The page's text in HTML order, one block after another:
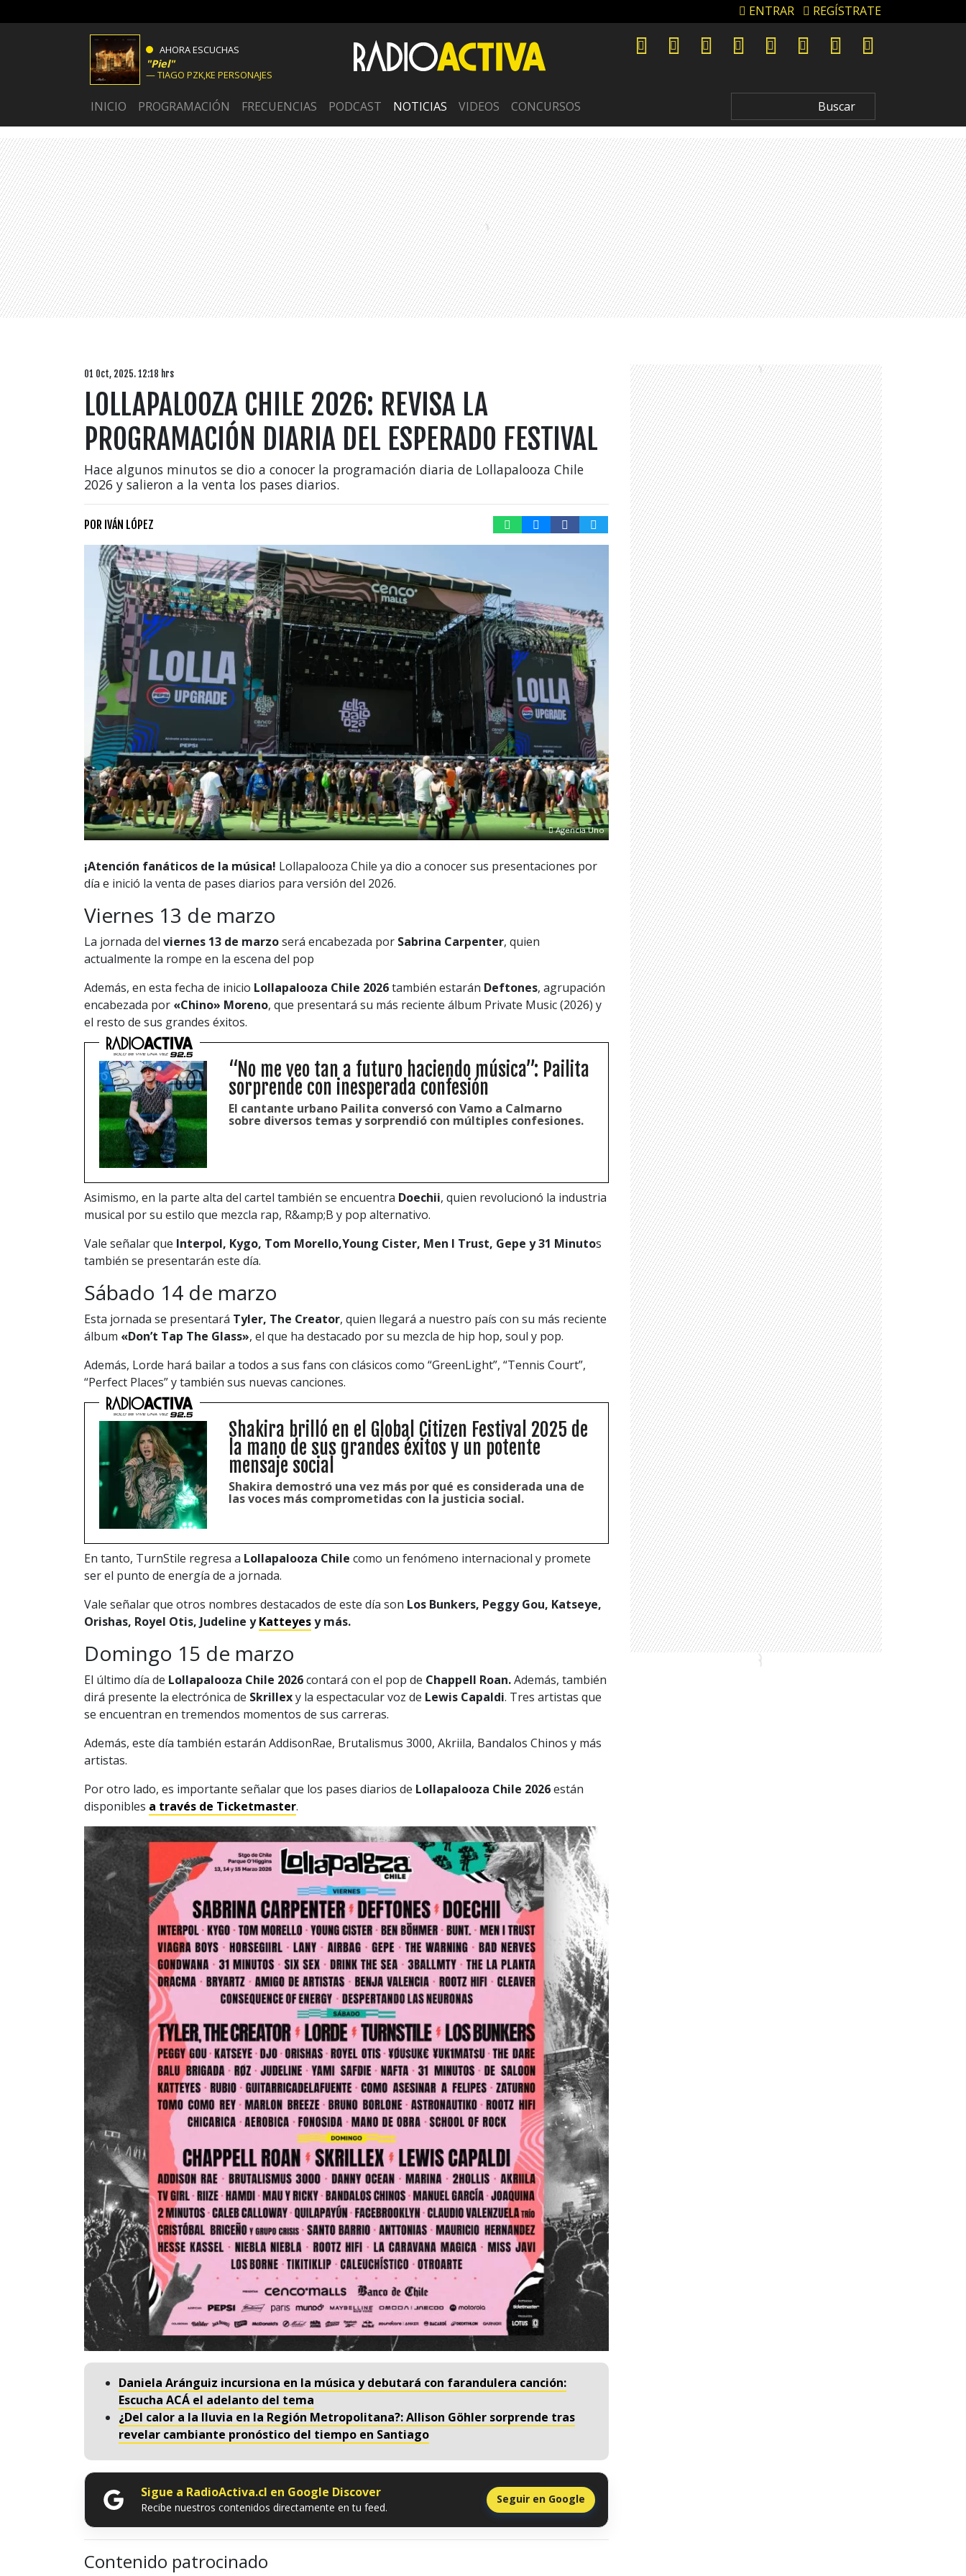
ENTRAR REGÍSTRATE
AHORA ESCUCHAS
Piel
TIAGO PZK,KE PERSONAJES
INICIO PROGRAMACIÓN FRECUENCIAS PODCAST NOTICIAS VIDEOS CONCURSOS
01 Oct, 2025. 12:18 hrs
LOLLAPALOOZA CHILE 2026: REVISA LA
PROGRAMACIÓN DIARIA DEL ESPERADO FESTIVAL
Hace algunos minutos se dio a conocer la programación diaria de Lollapalooza Chile
2026 y salieron a la venta los pases diarios.
POR IVÁN LÓPEZ
Agencia Uno
¡Atención fanáticos de la música! Lollapalooza Chile ya dio a conocer sus presentaciones por
día e inició la venta de pases diarios para versión del 2026.
Viernes 13 de marzo
La jornada del viernes 13 de marzoserá encabezada por Sabrina Carpenter, quien
actualmente la rompe en la escena del pop
Además, en esta fecha de inicio Lollapalooza Chile 2026también estarán Deftones, agrupación
encabezada por «Chino» Moreno, que presentará su más reciente álbum Private Music (2026) y
el resto de sus grandes éxitos.
“No me veo tan a futuro haciendo música”: Pailita
sorprende con inesperada confesión
El cantante urbano Pailita conversó con Vamo a Calmarno
sobre diversos temas y sorprendió con múltiples confesiones.
Asimismo, en la parte alta del cartel también se encuentra Doechii, quien revolucionó la industria
musical por su estilo que mezcla rap, R&amp;B y pop alternativo.
Vale señalar que Interpol, Kygo, Tom Morello,Young Cister, Men I Trust, Gepe y 31 Minutos
también se presentarán este día.
Sábado 14 de marzo
Esta jornada se presentará Tyler, The Creator, quien llegará a nuestro país con su más reciente
álbum «Don’t Tap The Glass», el que ha destacado por su mezcla de hip hop, soul y pop.
Además, Lorde hará bailar a todos a sus fans con clásicos como “GreenLight”, “Tennis Court”,
“Perfect Places” y también sus nuevas canciones.
Shakira brilló en el Global Citizen Festival 2025 de
la mano de sus grandes éxitos y un potente
mensaje social
Shakira demostró una vez más por qué es considerada una de
las voces más comprometidas con la justicia social.
En tanto, TurnStile regresa a Lollapalooza Chile como un fenómeno internacional y promete
ser el punto de energía de a jornada.
Vale señalar que otros nombres destacados de este día son Los Bunkers, Peggy Gou, Katseye,
Orishas, Royel Otis, Judeline yKatteyesy más.
Domingo 15 de marzo
El último día de Lollapalooza Chile 2026contará con el pop de Chappell Roan.Además, también
dirá presente la electrónica de Skrillexy la espectacular voz de Lewis Capaldi. Tres artistas que
se encuentran en tremendos momentos de sus carreras.
Además, este día también estarán AddisonRae, Brutalismus 3000, Akriila, Bandalos Chinos y más
artistas.
Por otro lado, es importante señalar que los pases diarios de Lollapalooza Chile 2026están
disponibles a través de Ticketmaster.
Daniela Aránguiz incursiona en la música y debutará con farandulera canción:
Escucha ACÁ el adelanto del tema
¿Del calor a la lluvia en la Región Metropolitana?: Allison Göhler sorprende tras
revelar cambiante pronóstico del tiempo en Santiago
Sigue a RadioActiva.cl en Google Discover
Recibe nuestros contenidos directamente en tu feed.
Seguir en Google
Contenido patrocinado